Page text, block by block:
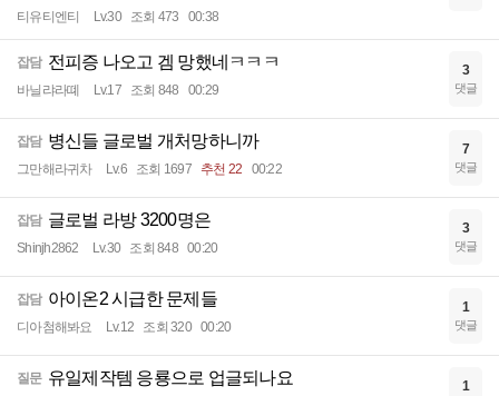
티유티엔티 Lv.30 조회 473 00:38
잡담 전피증 나오고 겜 망했네ㅋㅋㅋ
바닐랴라뗴 Lv.17 조회 848 00:29
3
댓글
잡담 병신들 글로벌 개처망하니까
그만해라귀차 Lv.6 조회 1697 추천 22 00:22
7
댓글
잡담 글로벌 라방 3200명은
Shinjh2862 Lv.30 조회 848 00:20
3
댓글
잡담 아이온2 시급한 문제들
디아첨해봐요 Lv.12 조회 320 00:20
1
댓글
질문 유일제작템 응룡으로 업글되나요 1